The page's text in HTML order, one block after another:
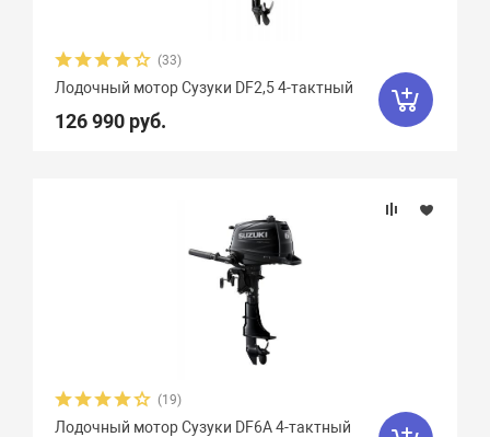
Количество цилиндров
Объем двигателя, куб. см.
Количество тактов
(33)
Лодочный мотор Сузуки DF2,5 4-тактный
126 990 руб.
(19)
Лодочный мотор Сузуки DF6A 4-тактный